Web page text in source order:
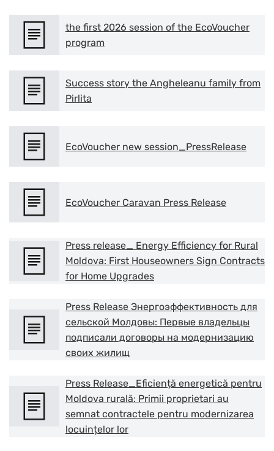
the first 2026 session of the EcoVoucher
program
Success story the Angheleanu family from
Pirlita
EcoVoucher new session_PressRelease
EcoVoucher Caravan Press Release
Press release_ Energy Efficiency for Rural
Moldova: First Houseowners Sign Contracts
for Home Upgrades
Press Release Энергоэффективность для
сельской Молдовы: Первые владельцы
подписали договоры на модернизацию
своих жилищ
Press Release_Eficiență energetică pentru
Moldova rurală: Primii proprietari au
semnat contractele pentru modernizarea
locuințelor lor